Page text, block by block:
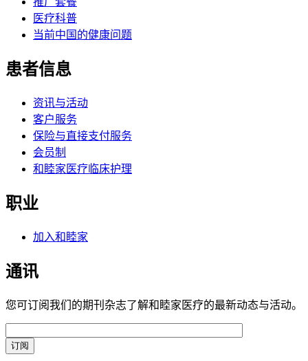
医疗科普
当前中国的健康问题
患者信息
资讯与活动
客户服务
保险与直接支付服务
会员制
和睦家医疗临床护理
职业
加入和睦家
通讯
您可订阅我们的期刊杂志了解和睦家医疗的最新动态与活动。